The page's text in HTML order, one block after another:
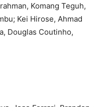
Komang Teguh,
Kei Hirose, Ahmad
Douglas Coutinho,